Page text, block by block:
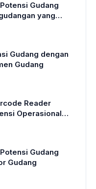
Gudang
yang
Gudang dengan
Gudang
Reader
Operasional
Gudang
Gudang